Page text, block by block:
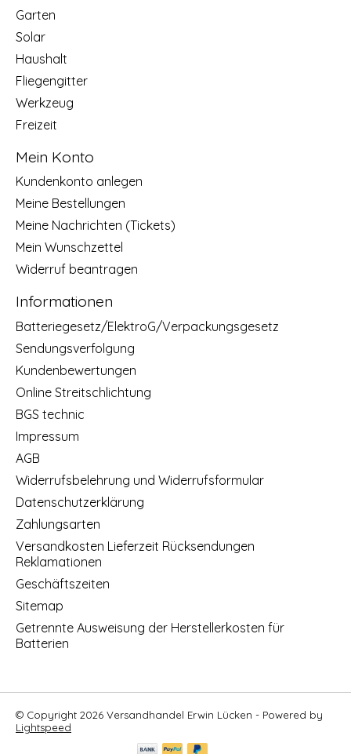
Garten
Solar
Haushalt
Fliegengitter
Werkzeug
Freizeit
Mein Konto
Kundenkonto anlegen
Meine Bestellungen
Meine Nachrichten (Tickets)
Mein Wunschzettel
Widerruf beantragen
Informationen
Batteriegesetz/ElektroG/Verpackungsgesetz
Sendungsverfolgung
Kundenbewertungen
Online Streitschlichtung
BGS technic
Impressum
AGB
Widerrufsbelehrung und Widerrufsformular
Datenschutzerklärung
Zahlungsarten
Versandkosten Lieferzeit Rücksendungen
Reklamationen
Geschäftszeiten
Sitemap
Getrennte Ausweisung der Herstellerkosten für
Batterien
© Copyright 2026 Versandhandel Erwin Lücken - Powered by
Lightspeed